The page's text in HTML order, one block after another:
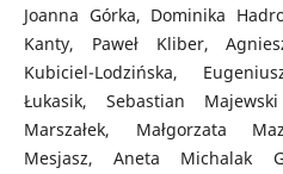
Joanna Górka, Dominika
Kanty, Paweł Kliber,
Kubiciel-Lodzińska,
Łukasik, Sebastian
Marszałek, Małgorzata
Mesjasz, Aneta Michalak